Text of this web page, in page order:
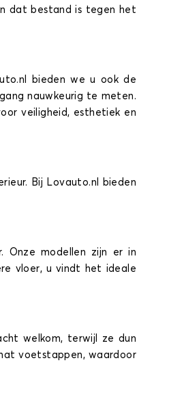
dat bestand is tegen het
bieden we u ook de
nauwkeurig te meten.
veiligheid, esthetiek en
Bij Lovauto.nl bieden
Onze modellen zijn er in
vloer, u vindt het ideale
welkom, terwijl ze dun
voetstappen, waardoor